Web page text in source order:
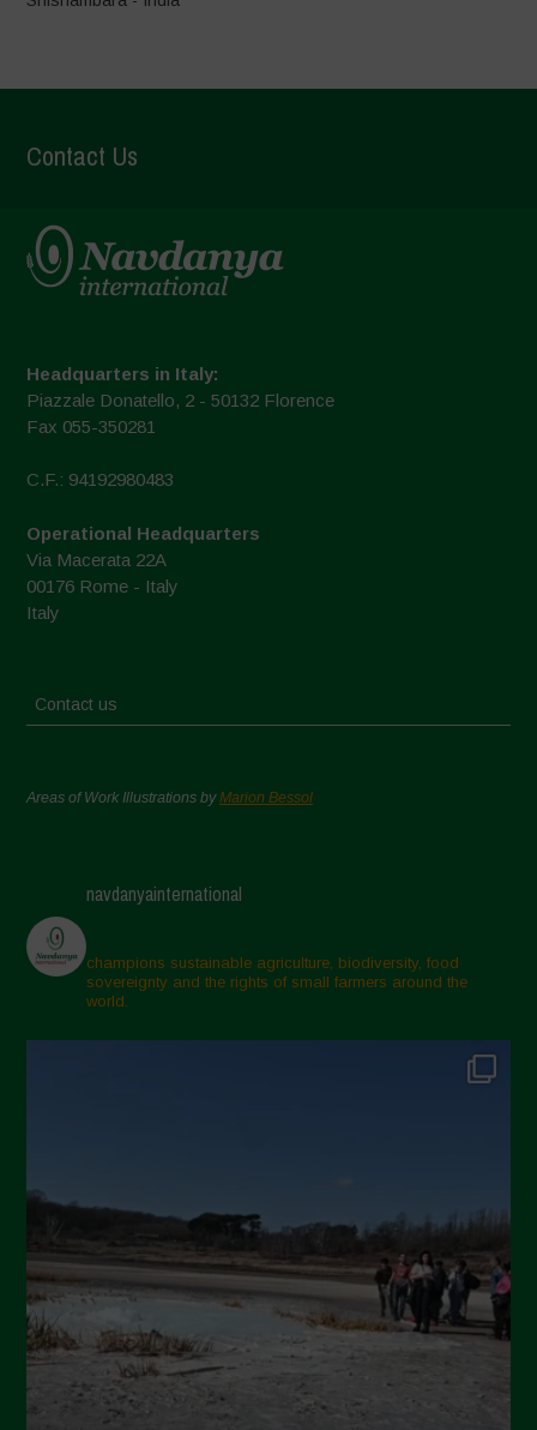
Contact Us
Headquarters in Italy:
Piazzale Donatello, 2 - 50132 Florence
Fax 055-350281
C.F.: 94192980483
Operational Headquarters
Via Macerata 22A
00176 Rome - Italy
Italy
Contact us
Areas of Work Illustrations byMarion Bessol
navdanyainternational
champions sustainable agriculture, biodiversity, food
sovereignty and the rights of small farmers around the
world.